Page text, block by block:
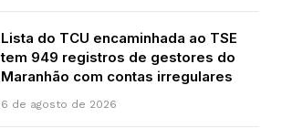
Lista do TCU encaminhada ao TSE
tem 949 registros de gestores do
Maranhão com contas irregulares
6 de agosto de 2026